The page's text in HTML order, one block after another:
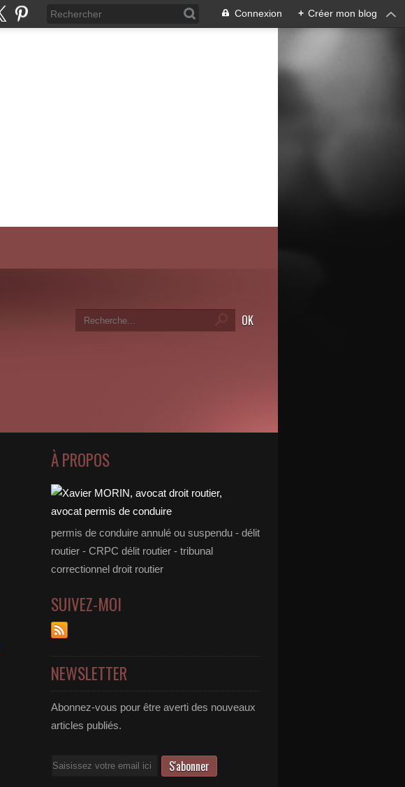
Connexion + Créer mon blog
À PROPOS
permis de conduire annulé ou suspendu - délit
routier - CRPC délit routier - tribunal
correctionnel droit routier
SUIVEZ-MOI
NEWSLETTER
Abonnez-vous pour être averti des nouveaux
articles publiés.
Email